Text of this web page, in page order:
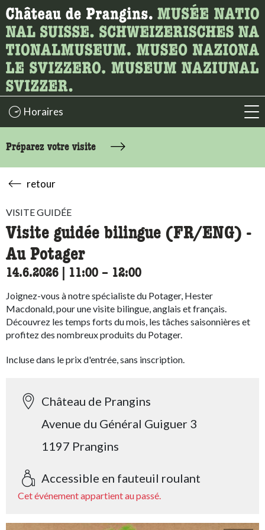
Recherche
Ici, vous pouvez rechercher le contenu de la page.
Horaires
Préparez votre visite
retour
VISITE GUIDÉE
Visite guidée bilingue (FR/ENG) -
Au Potager
14.6.2026 11:00 accessibility.time_to
– 12:00
Joignez-vous à notre spécialiste du Potager, Hester
Macdonald, pour une visite bilingue, anglais et français.
Découvrez les temps forts du mois, les tâches saisonnières et
profitez des nombreux produits du Potager.
Incluse dans le prix d'entrée, sans inscription.
Château de Prangins
Avenue du Général Guiguer 3
1197 Prangins
Accessible en fauteuil roulant
Cet événement appartient au passé.